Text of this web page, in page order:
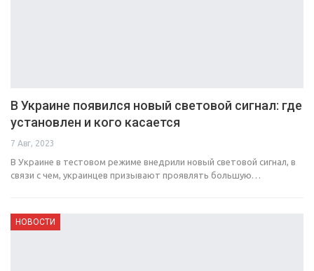
В Украине появился новый световой сигнал: где
установлен и кого касается
7 Авг, 2023
В Украине в тестовом режиме внедрили новый световой сигнал, в
связи с чем, украинцев призывают проявлять большую…
НОВОСТИ